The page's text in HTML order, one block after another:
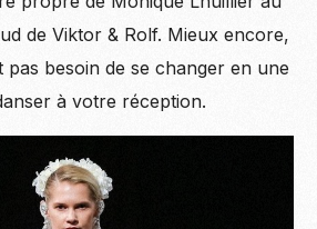
de Viktor & Rolf. Mieux encore,
pas besoin de se changer en une
à votre réception.